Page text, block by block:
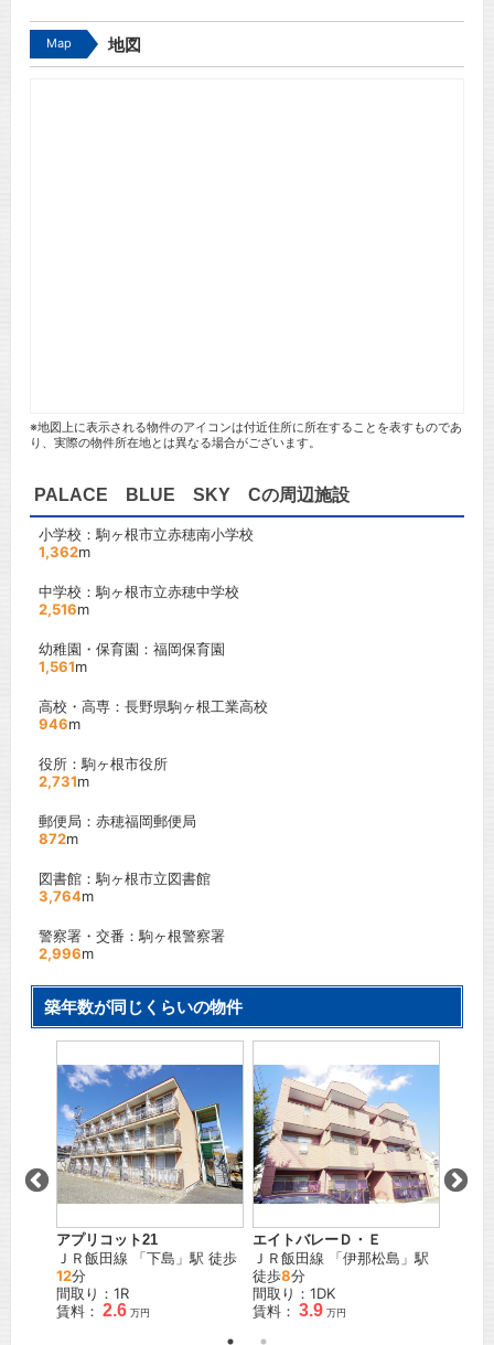
Map 地図
※地図上に表示される物件のアイコンは付近住所に所在することを表すものであ
り、実際の物件所在地とは異なる場合がございます。
PALACE BLUE SKY Cの周辺施設
小学校：駒ヶ根市立赤穂南小学校
1,362m
中学校：駒ヶ根市立赤穂中学校
2,516m
幼稚園・保育園：福岡保育園
1,561m
高校・高専：長野県駒ヶ根工業高校
946m
役所：駒ヶ根市役所
2,731m
郵便局：赤穂福岡郵便局
872m
図書館：駒ヶ根市立図書館
3,764m
警察署・交番：駒ヶ根警察署
2,996m
築年数が同じくらいの物件
アプリコット21
ＪＲ飯田線 「下島 」駅 徒歩
12分
間取り：1R
賃料： 2.6 万円
エイトバレーＤ・Ｅ
ＪＲ飯田線 「伊那松島 」駅
徒歩8分
間取り：1DK
賃料： 3.9 万円